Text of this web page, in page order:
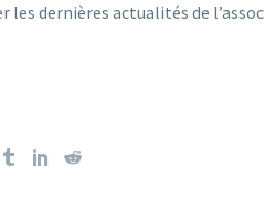
les dernières actualités de